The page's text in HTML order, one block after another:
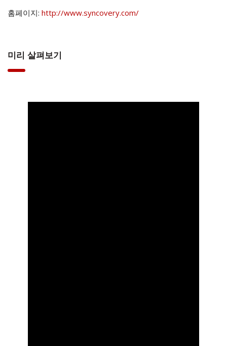
홈페이지: http://www.syncovery.com/
미리 살펴보기